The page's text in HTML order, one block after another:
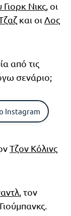
Γιορκ Νικς , οι
και οι Λος
από τις
σενάριο;
Instagram
Τζον Κόλινς
, τον